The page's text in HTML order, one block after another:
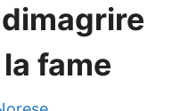
fame